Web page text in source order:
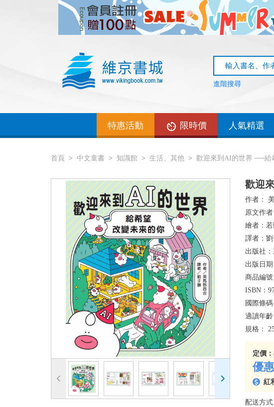
進階搜尋
特惠活動 限時價 人氣精選
首頁 中文童書 知識館 生活、其他 歡迎來到AI的世界 ──給
歡迎
作者：
原文作者
繪者：
譯者：
出版社：
出版日期
商品編號
ISBN：
國際條碼
適讀年齡
規格：
定價：
優
紅
配送方